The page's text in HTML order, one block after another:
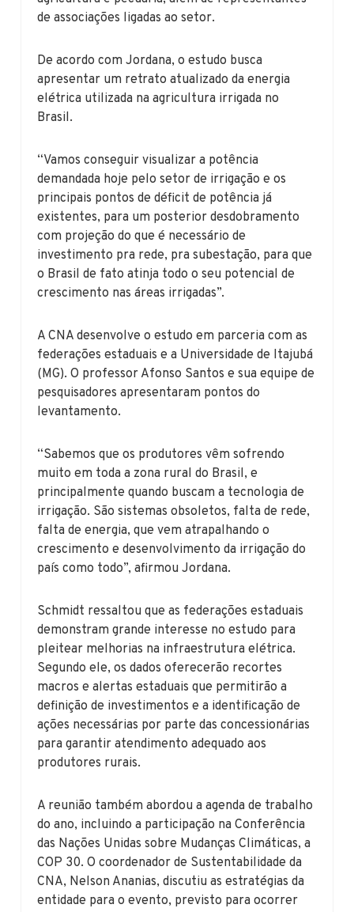
de associações ligadas ao setor.
De acordo com Jordana, o estudo busca
apresentar um retrato atualizado da energia
elétrica utilizada na agricultura irrigada no
Brasil.
“Vamos conseguir visualizar a potência
demandada hoje pelo setor de irrigação e os
principais pontos de déficit de potência já
existentes, para um posterior desdobramento
com projeção do que é necessário de
investimento pra rede, pra subestação, para que
o Brasil de fato atinja todo o seu potencial de
crescimento nas áreas irrigadas”.
A CNA desenvolve o estudo em parceria com as
federações estaduais e a Universidade de Itajubá
(MG). O professor Afonso Santos e sua equipe de
pesquisadores apresentaram pontos do
levantamento.
“Sabemos que os produtores vêm sofrendo
muito em toda a zona rural do Brasil, e
principalmente quando buscam a tecnologia de
irrigação. São sistemas obsoletos, falta de rede,
falta de energia, que vem atrapalhando o
crescimento e desenvolvimento da irrigação do
país como todo”, afirmou Jordana.
Schmidt ressaltou que as federações estaduais
demonstram grande interesse no estudo para
pleitear melhorias na infraestrutura elétrica.
Segundo ele, os dados oferecerão recortes
macros e alertas estaduais que permitirão a
definição de investimentos e a identificação de
ações necessárias por parte das concessionárias
para garantir atendimento adequado aos
produtores rurais.
A reunião também abordou a agenda de trabalho
do ano, incluindo a participação na Conferência
das Nações Unidas sobre Mudanças Climáticas, a
COP 30. O coordenador de Sustentabilidade da
CNA, Nelson Ananias, discutiu as estratégias da
entidade para o evento, previsto para ocorrer